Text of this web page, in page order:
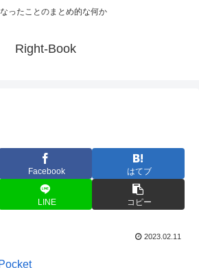
ったことのまとめ的な何か
Right-Book
Facebook はてブ
LINE コピー
2023.02.11
Pocket